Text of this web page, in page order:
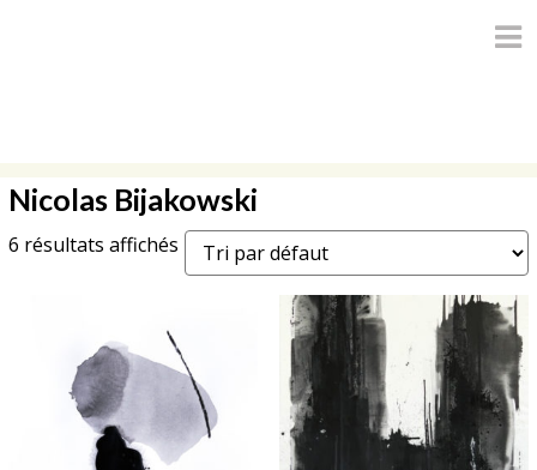
Nicolas Bijakowski
6 résultats affichés